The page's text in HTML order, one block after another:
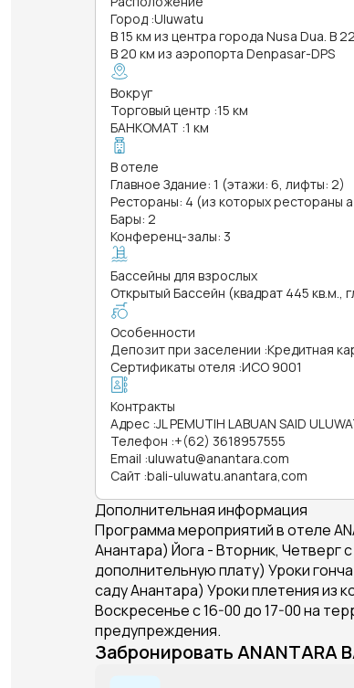
Город :Uluwatu
В 15 км из центра города Nusa Dua. В
В 20 км из аэропорта Denpasar-DPS
Вокруг
Торговый центр :15 км
БАНКОМАТ :1 км
В отеле
Главное Здание: 1 (этажи: 6, лифты: 2)
Рестораны: 4 (из которых рестораны
Бары: 2
Конференц-залы: 3
Бассейны для взрослых
Открытый Бассейн (квадрат 445 кв.м.,
Особенности
Депозит при заселении :Кредитная
Сертификаты отеля :ИСО 9001
Контракты
Адрес :JL PEMUTIH LABUAN SAID
Телефон :+(62) 3618957555
Email :uluwatu@anantara.com
Сайт :bali-uluwatu.anantara,com
Дополнительная информация
Программа мероприятий в отеле
Анантара) Йога - Вторник, Четверг
дополнительную плату) Уроки
саду Анантара) Уроки плетения из
Воскресенье с 16-00 до 17-00 на
предупреждения.
Забронировать ANANTARA